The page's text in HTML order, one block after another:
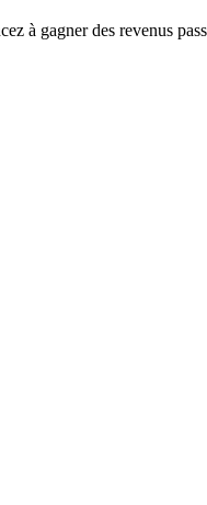
à gagner des revenus